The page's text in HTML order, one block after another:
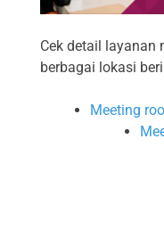
Cek detail layanan
berbagai lokasi
Meeting